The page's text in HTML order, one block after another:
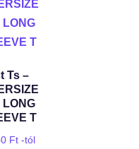
Ts –
LONG
T
Ft -tól